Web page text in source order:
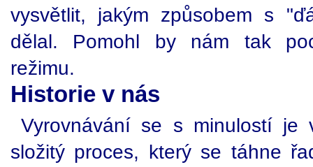
vysvětlit, jakým způsobem s
dělal. Pomohl by nám tak
režimu.
Historie v nás
Vyrovnávání se s minulostí je
složitý proces, který se táhne